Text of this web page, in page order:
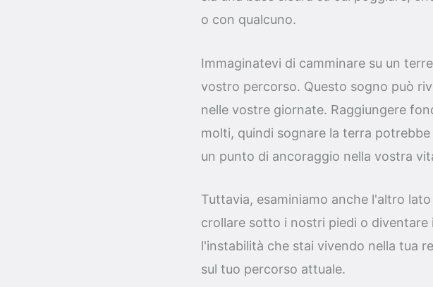
o con qualcuno.
Immaginatevi di camminare su un
vostro percorso. Questo sogno può
nelle vostre giornate. Raggiungere
molti, quindi sognare la terra
un punto di ancoraggio nella vostra
Tuttavia, esaminiamo anche l'altro
crollare sotto i nostri piedi o
l'instabilità che stai vivendo nella tua
sul tuo percorso attuale.